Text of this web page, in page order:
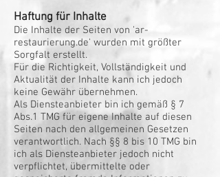
Haftung für Inhalte
Die Inhalte der Seiten von 'ar-
restaurierung.de' wurden mit größter
Sorgfalt erstellt.
Für die Richtigkeit, Vollständigkeit und
Aktualität der Inhalte kann ich jedoch
keine Gewähr übernehmen.
Als Diensteanbieter bin ich gemäß § 7
Abs.1 TMG für eigene Inhalte auf diesen
Seiten nach den allgemeinen Gesetzen
verantwortlich. Nach §§ 8 bis 10 TMG bin
ich als Diensteanbieter jedoch nicht
verpflichtet, übermittelte oder